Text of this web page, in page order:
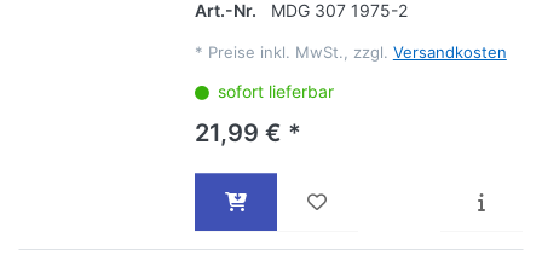
Art.-Nr. MDG 307 1975-2
* Preise inkl. MwSt., zzgl. Versandkosten
sofort lieferbar
21,99 € *